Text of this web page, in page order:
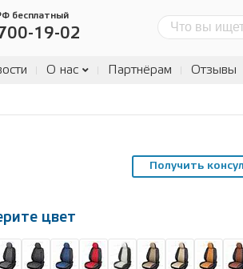
бесплатный
19-02
О нас Партнёрам Отзывы
Получить
цвет